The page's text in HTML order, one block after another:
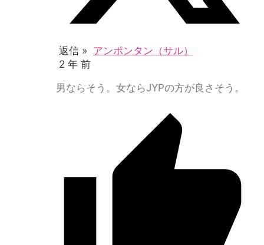
返信 » アンポンタン（サル）
2 年 前
男ならそう。女ならJYPの方が良さそう。